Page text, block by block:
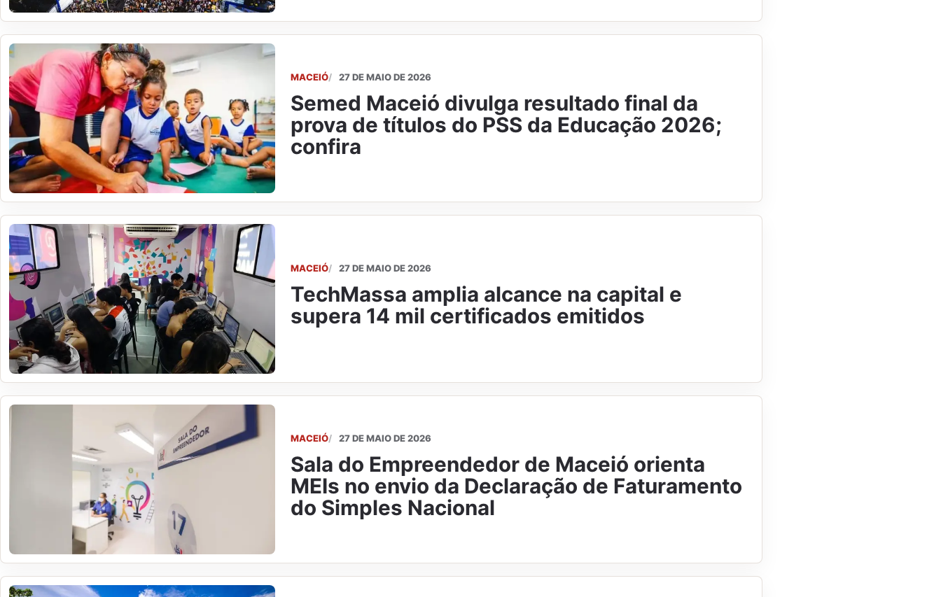
MACEIÓ 27 DE MAIO DE 2026
Semed Maceió divulga resultado final da
prova de títulos do PSS da Educação 2026;
confira
MACEIÓ 27 DE MAIO DE 2026
TechMassa amplia alcance na capital e
supera 14 mil certificados emitidos
MACEIÓ 27 DE MAIO DE 2026
Sala do Empreendedor de Maceió orienta
MEIs no envio da Declaração de Faturamento
do Simples Nacional